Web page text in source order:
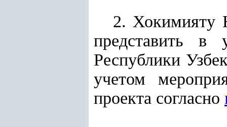
2. Хокимияту
представить в
Республики
учетом
проекта согласно